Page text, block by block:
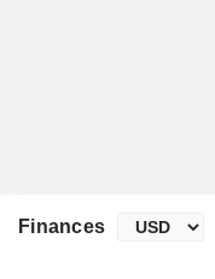
Finances